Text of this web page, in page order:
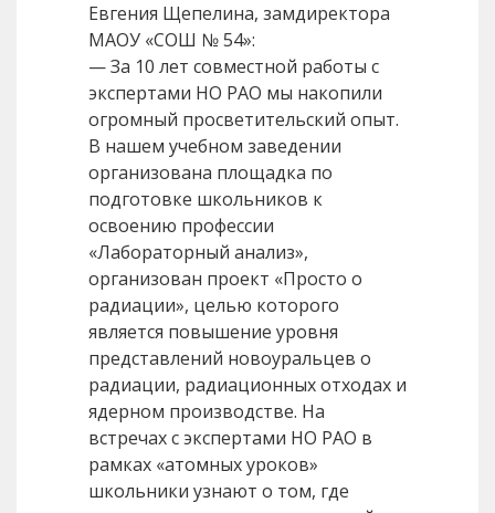
Евгения Щепелина, замдиректора
МАОУ «СОШ № 54»:
— За 10 лет совместной работы с
экспертами НО РАО мы накопили
огромный просветительский опыт.
В нашем учебном заведении
организована площадка по
подготовке школьников к
освоению профессии
«Лабораторный анализ»,
организован проект «Просто о
радиации», целью которого
является повышение уровня
представлений новоуральцев о
радиации, радиационных отходах и
ядерном производстве. На
встречах с экспертами НО РАО в
рамках «атомных уроков»
школьники узнают о том, где